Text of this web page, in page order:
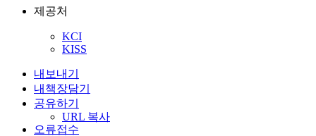
제공처
KCI
KISS
내보내기
내책장담기
공유하기
URL 복사
오류접수